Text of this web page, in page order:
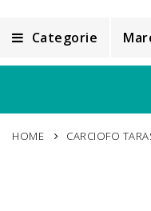
Categorie
Alimentazione e
HOME CARCIOFO